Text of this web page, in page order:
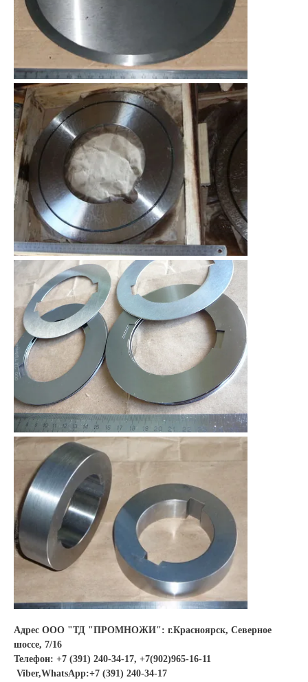
Адрес ООО "ТД "ПРОМНОЖИ": г.Красноярск, Северное
шоссе, 7/16
Телефон: +7 (391) 240-34-17, +7(902)965-16-11
Viber,WhatsApp:+7 (391) 240-34-17